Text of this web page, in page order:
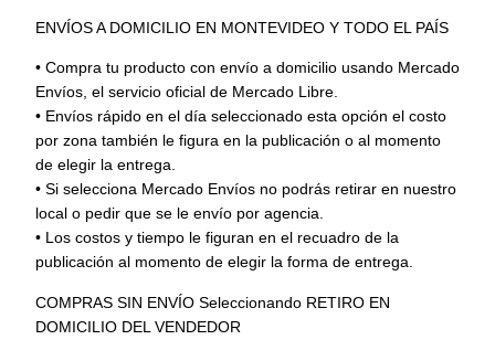
ENVÍOS A DOMICILIO EN MONTEVIDEO Y TODO EL PAÍS
• Compra tu producto con envío a domicilio usando Mercado
Envíos, el servicio oficial de Mercado Libre.
• Envíos rápido en el día seleccionado esta opción el costo
por zona también le figura en la publicación o al momento
de elegir la entrega.
• Si selecciona Mercado Envíos no podrás retirar en nuestro
local o pedir que se le envío por agencia.
• Los costos y tiempo le figuran en el recuadro de la
publicación al momento de elegir la forma de entrega.
COMPRAS SIN ENVÍO Seleccionando RETIRO EN
DOMICILIO DEL VENDEDOR